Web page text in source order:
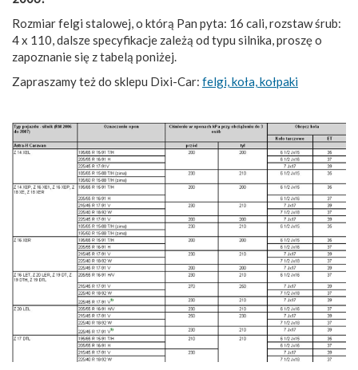
Rozmiar felgi stalowej, o którą Pan pyta: 16 cali, rozstaw śrub:
4 x 110, dalsze specyfikacje zależą od typu silnika, proszę o
zapoznanie się z tabelą poniżej.
Zapraszamy też do sklepu Dixi-Car: felgi, koła, kołpaki